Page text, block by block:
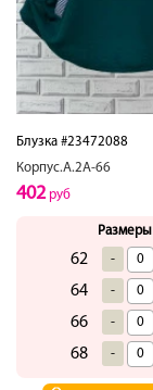
Блузка #23472088
Корпус.А.2А-66
402руб
Размеры
62 -
64 -
66 -
68 -